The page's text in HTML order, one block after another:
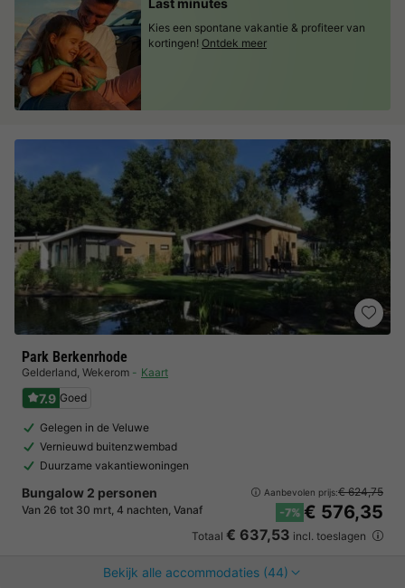
Park Berkenrhode
Gelderland, Wekerom Kaart
7.9 Goed
Gelegen in de Veluwe
Vernieuwd buitenzwembad
Duurzame vakantiewoningen
Bungalow 2 personen
Van 26 tot 30 mrt, 4 nachten, Vanaf
Aanbevolen prijs:€ 624,75
-7% € 576,35
Totaal € 637,53 incl. toeslagen
Bekijk alle accommodaties (44)
Last minutes
Kies een spontane vakantie & profiteer van
kortingen! Ontdek meer